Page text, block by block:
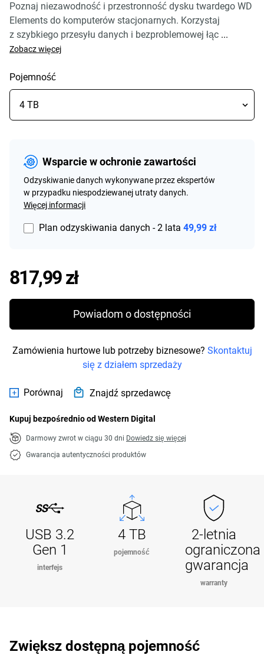
Poznaj niezawodność i przestronność dysku twardego WD
Elements do komputerów stacjonarnych. Korzystaj
z szybkiego przesyłu danych i bezproblemowej łąc ...
Zobacz więcej
Pojemność
Wsparcie w ochronie zawartości
Odzyskiwanie danych wykonywane przez ekspertów
w przypadku niespodziewanej utraty danych.
Więcej informacji
Plan odzyskiwania danych - 2 lata 49,99 zł
817,99 złPrice 817,99 zł
Powiadom o dostępności
Zamówienia hurtowe lub potrzeby biznesowe? Skontaktuj
się z działem sprzedaży
Porównaj Znajdź sprzedawcę
Kupuj bezpośrednio od Western Digital
Darmowy zwrot w ciągu 30 dni Dowiedz się więcej
Gwarancja autentyczności produktów
USB 3.2
Gen 1
interfejs
4 TB
pojemność
2-letnia
ograniczona
gwarancja
warranty
Zwiększ dostępną pojemność